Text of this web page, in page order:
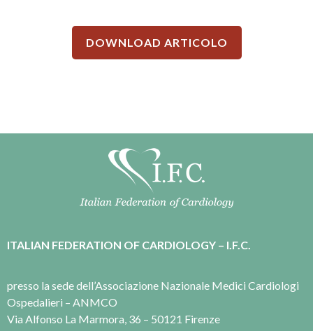
DOWNLOAD ARTICOLO
ITALIAN FEDERATION OF CARDIOLOGY – I.F.C.
presso la sede dell’Associazione Nazionale Medici Cardiologi
Ospedalieri – ANMCO
Via Alfonso La Marmora, 36 – 50121 Firenze